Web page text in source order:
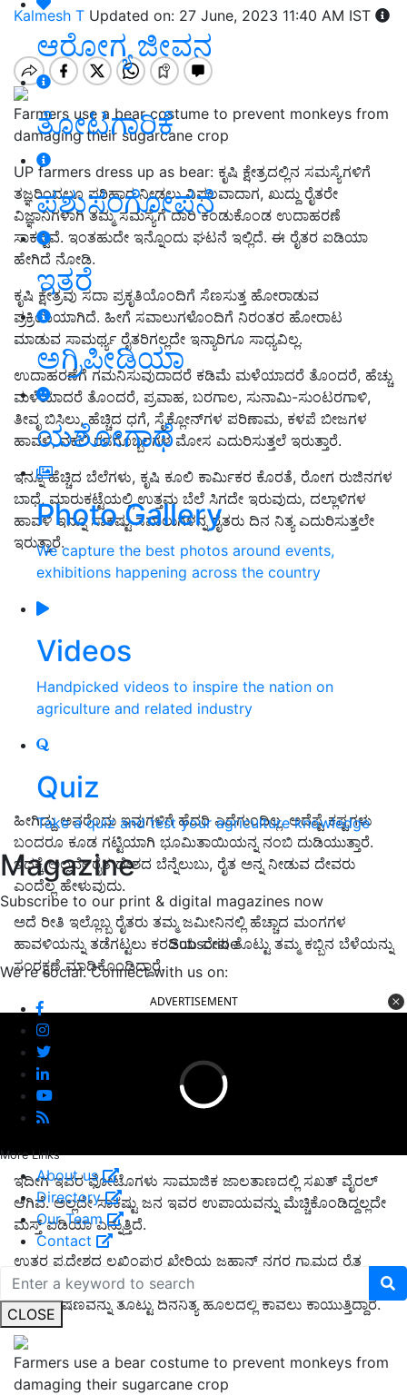
ಆರೋಗ್ಯ ಜೀವನ
ತೋಟಗಾರಿಕೆ
ಪಶುಸಂಗೋಪನೆ
ಇತರೆ
ಅಗ್ರಿಪೀಡಿಯಾ
ಯಶೋಗಾಥೆ
Photo Gallery
We capture the best photos around events,
exhibitions happening across the country
Videos
Handpicked videos to inspire the nation on
agriculture and related industry
Quiz
Take a quiz and test your agriculture knowledge
Magazine
Subscribe to our print & digital magazines now
Subscribe
We're social. Connect with us on:
More Links
About us
Directory
Our Team
Contact
CLOSE
Kalmesh T Updated on: 27 June, 2023 11:40 AM IST
Farmers use a bear costume to prevent monkeys from
damaging their sugarcane crop
UP farmers dress up as bear: ಕೃಷಿ ಕ್ಷೇತ್ರದಲ್ಲಿನ ಸಮಸ್ಯೆಗಳಿಗೆ
ತಜ್ಞರಿಂದಲೂ ಪರಿಹಾರ ನೀಡಲು ವಿಫಲವಾದಾಗ, ಖುದ್ದು ರೈತರೇ
ವಿಜ್ಞಾನಿಗಳಾಗಿ ತಮ್ಮ ಸಮಸ್ಯೆಗೆ ದಾರಿ ಕಂಡುಕೊಂಡ ಉದಾಹರಣೆ
ಸಾಕಷ್ಟಿವೆ. ಇಂತಹುದೇ ಇನ್ನೊಂದು ಘಟನೆ ಇಲ್ಲಿದೆ. ಈ ರೈತರ ಐಡಿಯಾ
ಹೇಗಿದೆ ನೋಡಿ.
ಕೃಷಿ ಕ್ಷೇತ್ರವು ಸದಾ ಪ್ರಕೃತಿಯೊಂದಿಗೆ ಸೆಣಸುತ್ತ ಹೋರಾಡುವ
ಪ್ರಕ್ರಿಯೆಯಾಗಿದೆ. ಹೀಗೆ ಸವಾಲುಗಳೊಂದಿಗೆ ನಿರಂತರ ಹೋರಾಟ
ಮಾಡುವ ಸಾಮರ್ಥ್ಯ ರೈತರಿಗಲ್ಲದೇ ಇನ್ಯಾರಿಗೂ ಸಾಧ್ಯವಿಲ್ಲ.
ಉದಾಹರಣೆಗೆ ಗಮನಿಸುವುದಾದರೆ ಕಡಿಮೆ ಮಳೆಯಾದರೆ ತೊಂದರೆ, ಹೆಚ್ಚು
ಮಳೆಯಾದರೆ ತೊಂದರೆ, ಪ್ರವಾಹ, ಬರಗಾಲ, ಸುನಾಮಿ-ಸುಂಟರಗಾಳಿ,
ತೀವೃ ಬಿಸಿಲು, ಹೆಚ್ಚಿದ ಧಗೆ, ಸೈಕ್ಲೋನ್‌ಗಳ ಪರಿಣಾಮ, ಕಳಪೆ ಬೀಜಗಳ
ಹಾವಳಿ, ನಕಲಿ ರಸಗೊಬ್ಬರಗಳ ಮೋಸ ಎದುರಿಸುತ್ತಲೆ ಇರುತ್ತಾರೆ.
ಇನ್ನೂ ಹೆಚ್ಚಿದ ಬೆಲೆಗಳು, ಕೃಷಿ ಕೂಲಿ ಕಾರ್ಮಿಕರ ಕೊರತೆ, ರೋಗ ರುಜಿನಗಳ
ಬಾಧೆ, ಮಾರುಕಟ್ಟೆಯಲ್ಲಿ ಉತ್ತಮ ಬೆಲೆ ಸಿಗದೇ ಇರುವುದು, ದಲ್ಲಾಳಿಗಳ
ಹಾವಳಿ ಇನ್ನೂ ಸಾಕಷ್ಟು ಸವಾಲುಗಳನ್ನ ರೈತರು ದಿನ ನಿತ್ಯ ಎದುರಿಸುತ್ತಲೇ
ಇರುತ್ತಾರೆ.
ಹೀಗಿದ್ದು ಅವರೆಂದು ಇವುಗಳಿಗೆ ಹೆದರಿ ಎದೆಗುಂದಿಲ್ಲ. ಅದೆಷ್ಟೆ ಕಷ್ಟಗಳು
ಬಂದರೂ ಕೂಡ ಗಟ್ಟಿಯಾಗಿ ಭೂಮಿತಾಯಿಯನ್ನ ನಂಬಿ ದುಡಿಯುತ್ತಾರೆ.
ಇದಕ್ಕೆ ಅಲ್ಲವೇ ರೈತ ದೇಶದ ಬೆನ್ನೆಲುಬು, ರೈತ ಅನ್ನ ನೀಡುವ ದೇವರು
ಎಂದೆಲ್ಲ ಹೇಳುವುದು.
ಅದೆ ರೀತಿ ಇಲ್ಲೊಬ್ಬ ರೈತರು ತಮ್ಮ ಜಮೀನಿನಲ್ಲಿ ಹೆಚ್ಚಾದ ಮಂಗಗಳ
ಹಾವಳಿಯನ್ನು ತಡೆಗಟ್ಟಲು ಕರಡಿಯ ವೇಷ ತೊಟ್ಟು ತಮ್ಮ ಕಬ್ಬಿನ ಬೆಳೆಯನ್ನು
ಸಂರಕ್ಷಣೆ ಮಾಡಿಕೊಂಡಿದ್ದಾರೆ.
ADVERTISEMENT
ಇದೀಗ ಇವರ ಫೋಟೊಗಳು ಸಾಮಾಜಿಕ ಜಾಲತಾಣದಲ್ಲಿ ಸಖತ್‌ ವೈರಲ್‌
ಆಗಿವೆ. ಅಲ್ಲದೇ ಸಾಕಷ್ಟು ಜನ ಇವರ ಉಪಾಯವನ್ನು ಮೆಚ್ಚಿಕೊಂಡಿದ್ದಲ್ಲದೇ
ಮಸ್ತ್‌ ಐಡಿಯಾ ಎನ್ನುತ್ತಿದೆ.
ಉತ್ತರ ಪ್ರದೇಶದ ಲಖಿಂಪುರ ಖೇರಿಯ ಜಹಾನ್ ನಗರ ಗ್ರಾಮದ ರೈತ
ಮಂಗಗಳು ತಮ್ಮ ಕಬ್ಬಿನ ಬೆಳೆಗೆ ಹಾನಿಯಾಗದಂತೆ ತಡೆಯಲು ಕರಡಿ
ವೇಷಭೂಷಣವನ್ನು ತೊಟ್ಟು ದಿನನಿತ್ಯ ಹೊಲದಲ್ಲಿ ಕಾವಲು ಕಾಯುತ್ತಿದ್ದಾರೆ.
Farmers use a bear costume to prevent monkeys from
damaging their sugarcane crop